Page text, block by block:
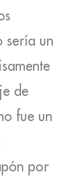
sería un
de
fue un
por